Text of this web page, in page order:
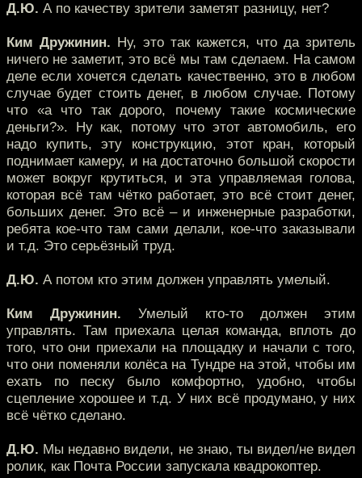
Д.Ю. А по качеству зрители заметят разницу, нет?
Ким Дружинин. Ну, это так кажется, что да зритель
ничего не заметит, это всё мы там сделаем. На самом
деле если хочется сделать качественно, это в любом
случае будет стоить денег, в любом случае. Потому
что «а что так дорого, почему такие космические
деньги?». Ну как, потому что этот автомобиль, его
надо купить, эту конструкцию, этот кран, который
поднимает камеру, и на достаточно большой скорости
может вокруг крутиться, и эта управляемая голова,
которая всё там чётко работает, это всё стоит денег,
больших денег. Это всё – и инженерные разработки,
ребята кое-что там сами делали, кое-что заказывали
и т.д. Это серьёзный труд.
Д.Ю. А потом кто этим должен управлять умелый.
Ким Дружинин. Умелый кто-то должен этим
управлять. Там приехала целая команда, вплоть до
того, что они приехали на площадку и начали с того,
что они поменяли колёса на Тундре на этой, чтобы им
ехать по песку было комфортно, удобно, чтобы
сцепление хорошее и т.д. У них всё продумано, у них
всё чётко сделано.
Д.Ю. Мы недавно видели, не знаю, ты видел/не видел
ролик, как Почта России запускала квадрокоптер.